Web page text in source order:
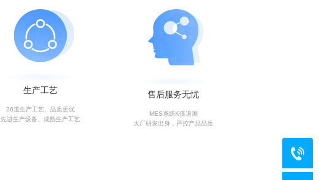
生产工艺
26道生产工艺、品质更优
先进生产设备、成熟生产工艺
售后服务无忧
MES系统K值追溯
大厂研发出身，严控产品品质